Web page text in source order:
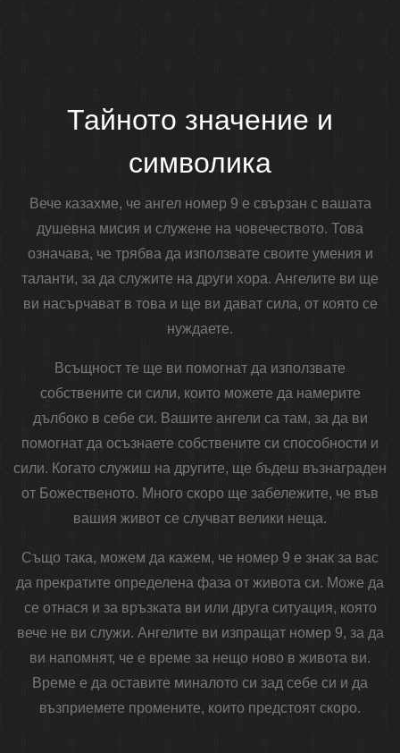
Тайното значение и
символика
Вече казахме, че ангел номер 9 е свързан с вашата
душевна мисия и служене на човечеството. Това
означава, че трябва да използвате своите умения и
таланти, за да служите на други хора. Ангелите ви ще
ви насърчават в това и ще ви дават сила, от която се
нуждаете.
Всъщност те ще ви помогнат да използвате
собствените си сили, които можете да намерите
дълбоко в себе си. Вашите ангели са там, за да ви
помогнат да осъзнаете собствените си способности и
сили. Когато служиш на другите, ще бъдеш възнаграден
от Божественото. Много скоро ще забележите, че във
вашия живот се случват велики неща.
Също така, можем да кажем, че номер 9 е знак за вас
да прекратите определена фаза от живота си. Може да
се отнася и за връзката ви или друга ситуация, която
вече не ви служи. Ангелите ви изпращат номер 9, за да
ви напомнят, че е време за нещо ново в живота ви.
Време е да оставите миналото си зад себе си и да
възприемете промените, които предстоят скоро.